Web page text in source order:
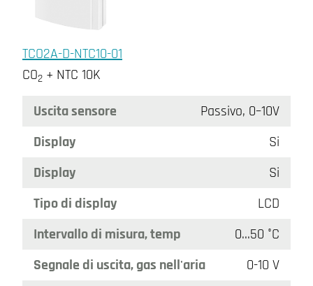
TCO2A-D-NTC10-01
CO2 + NTC 10K
Uscita sensore
Passivo, 0–10V
Display
Si
Display
Si
Tipo di display
LCD
Intervallo di misura, temp
0…50 °C
Segnale di uscita, gas nell'aria
0-10 V